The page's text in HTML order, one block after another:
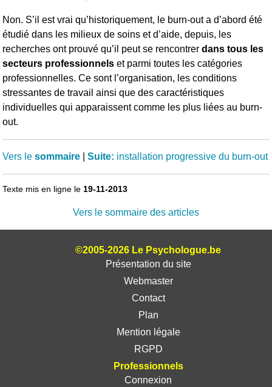
Non. S’il est vrai qu’historiquement, le burn-out a d’abord été
étudié dans les milieux de soins et d’aide, depuis, les
recherches ont prouvé qu’il peut se rencontrerdans tous les
secteurs professionnels et parmi toutes les catégories
professionnelles. Ce sont l’organisation, les conditions
stressantes de travail ainsi que des caractéristiques
individuelles qui apparaissent comme les plus liées au burn-
out.
Vers lesommaire |Suite: installation progressive du burn-out
Texte mis en ligne le19-11-2013
Vers le sommaire des articles
©2005-2026 Le Psychologue.be
Présentation du site
Webmaster
Contact
Plan
Mention légale
RGPD
Professionnels
Connexion